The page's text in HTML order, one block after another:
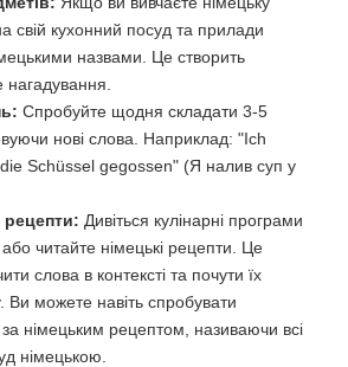
свій кухонний посуд та прилади
назвами. Це створить
нагадування.
Спробуйте щодня складати 3-5
нові слова. Наприклад: "Ich
Schüssel gegossen" (Я налив суп у
рецепти: Дивіться кулінарні програми
читайте німецькі рецепти. Це
слова в контексті та почути їх
Ви можете навіть спробувати
німецьким рецептом, називаючи всі
німецькою.